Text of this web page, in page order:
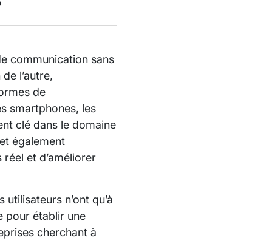
communication sans
l’autre,
de
smartphones, les
clé dans le domaine
également
et d’améliorer
n’ont qu’à
pour établir une
cherchant à